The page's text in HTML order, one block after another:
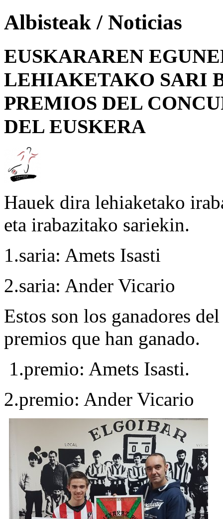
Albisteak / Noticias
EUSKARAREN
LEHIAKETAKO SARI
PREMIOS DEL
DEL EUSKERA
Hauek dira lehiaketako
eta irabazitako sariekin.
1.saria: Amets Isasti
2.saria: Ander Vicario
Estos son los ganadores
premios que han ganado.
1.premio: Amets Isasti.
2.premio: Ander Vicario